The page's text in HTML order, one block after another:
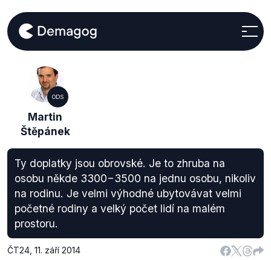
ODS
Martin
Štěpánek
Ty doplatky jsou obrovské. Je to zhruba na
osobu někde 3300−3500 na jednu osobu, nikoliv
na rodinu. Je velmi výhodné ubytovávat velmi
početné rodiny a velký počet lidí na malém
prostoru.
ČT24 11. září 2014